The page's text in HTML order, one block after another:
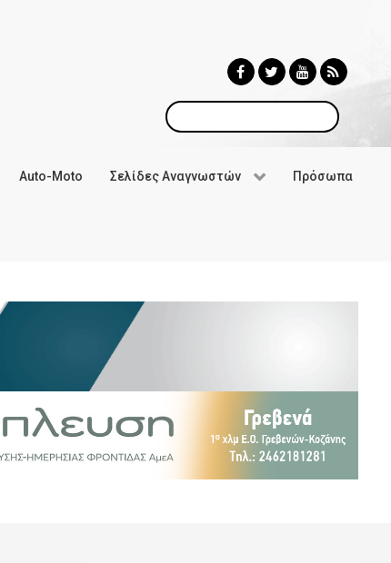
Αναζήτηση
Auto-Moto Σελίδες Αναγνωστών Πρόσωπα